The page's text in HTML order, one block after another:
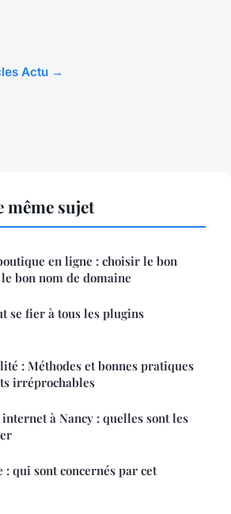
Actu →
sujet
en ligne : choisir le bon
bon nom de domaine
se fier à tous les plugins
: Méthodes et bonnes pratiques
irréprochables
à Nancy : quelles sont les
qui sont concernés par cet